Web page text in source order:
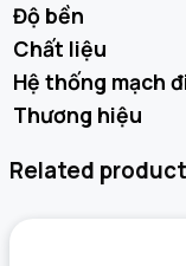
Độ bền
Chất liệu
Hệ thống mạch
Thương hiệu
Related